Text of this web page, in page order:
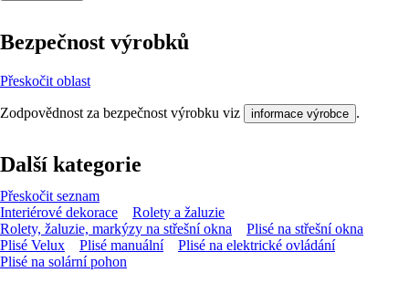
Bezpečnost výrobků
Přeskočit oblast
Zodpovědnost za bezpečnost výrobku viz informace výrobce .
Další kategorie
Přeskočit seznam
Interiérové dekorace
Rolety a žaluzie
Rolety, žaluzie, markýzy na střešní okna
Plisé na střešní okna
Plisé Velux
Plisé manuální
Plisé na elektrické ovládání
Plisé na solární pohon